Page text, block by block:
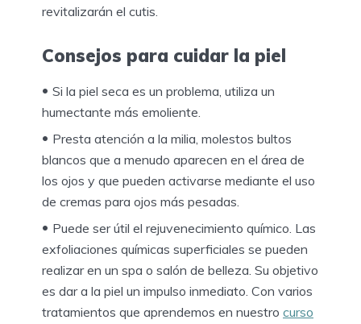
revitalizarán el cutis.
Consejos para cuidar la piel
Si la piel seca es un problema, utiliza un
humectante más emoliente.
Presta atención a la milia, molestos bultos
blancos que a menudo aparecen en el área de
los ojos y que pueden activarse mediante el uso
de cremas para ojos más pesadas.
Puede ser útil el rejuvenecimiento químico. Las
exfoliaciones químicas superficiales se pueden
realizar en un spa o salón de belleza. Su objetivo
es dar a la piel un impulso inmediato. Con varios
tratamientos que aprendemos en nuestro curso